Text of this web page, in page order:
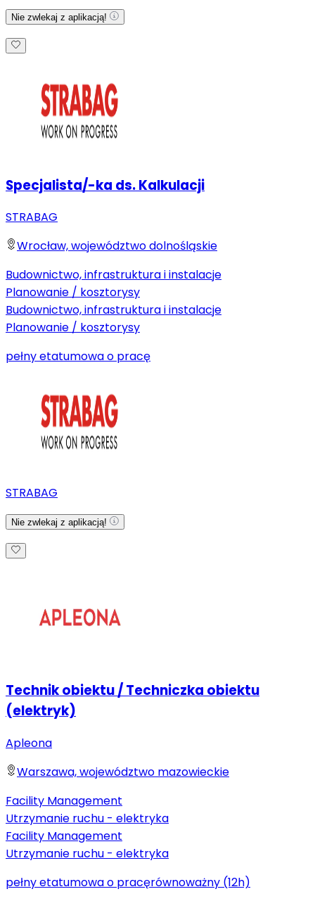
Nie zwlekaj z aplikacją!
Specjalista/-ka ds. Kalkulacji
STRABAG
Wrocław, województwo dolnośląskie
Budownictwo, infrastruktura i instalacje
Planowanie / kosztorysy
Budownictwo, infrastruktura i instalacje
Planowanie / kosztorysy
pełny etatumowa o pracę
STRABAG
Nie zwlekaj z aplikacją!
Technik obiektu / Techniczka obiektu
(elektryk)
Apleona
Warszawa, województwo mazowieckie
Facility Management
Utrzymanie ruchu - elektryka
Facility Management
Utrzymanie ruchu - elektryka
pełny etatumowa o pracęrównoważny (12h)